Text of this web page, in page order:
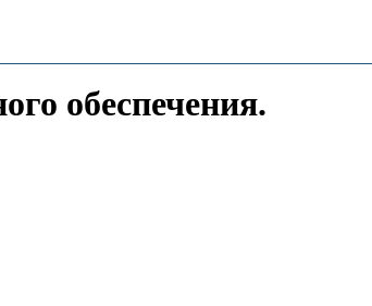
обеспечения.